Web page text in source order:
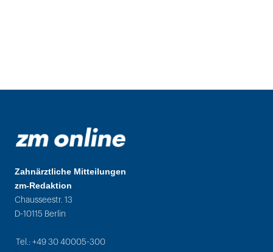
Zahnärztliche Mitteilungen
zm-Redaktion
Chausseestr. 13
D-10115 Berlin
Tel.: +49 30 40005-300